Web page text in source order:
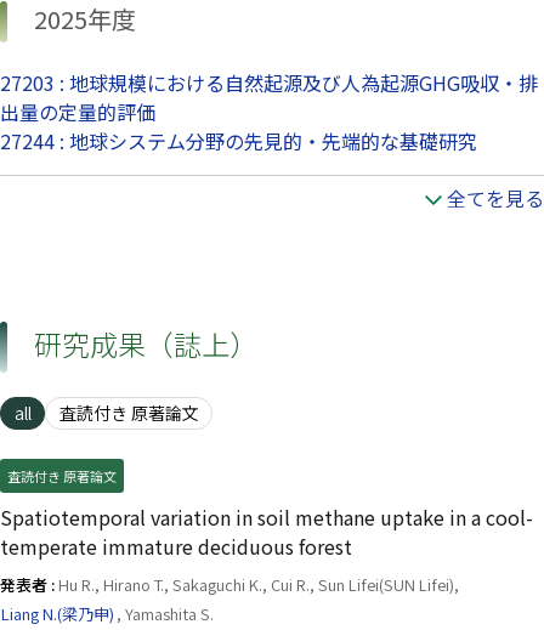
2025年度
27203 : 地球規模における自然起源及び人為起源GHG吸収・排
出量の定量的評価
27244 : 地球システム分野の先見的・先端的な基礎研究
全てを見る
研究成果（誌上）
all 査読付き 原著論文
査読付き 原著論文
Spatiotemporal variation in soil methane uptake in a cool-
temperate immature deciduous forest
発表者 : Hu R., Hirano T., Sakaguchi K., Cui R., Sun Lifei(SUN Lifei),
Liang N.(梁乃申) , Yamashita S.